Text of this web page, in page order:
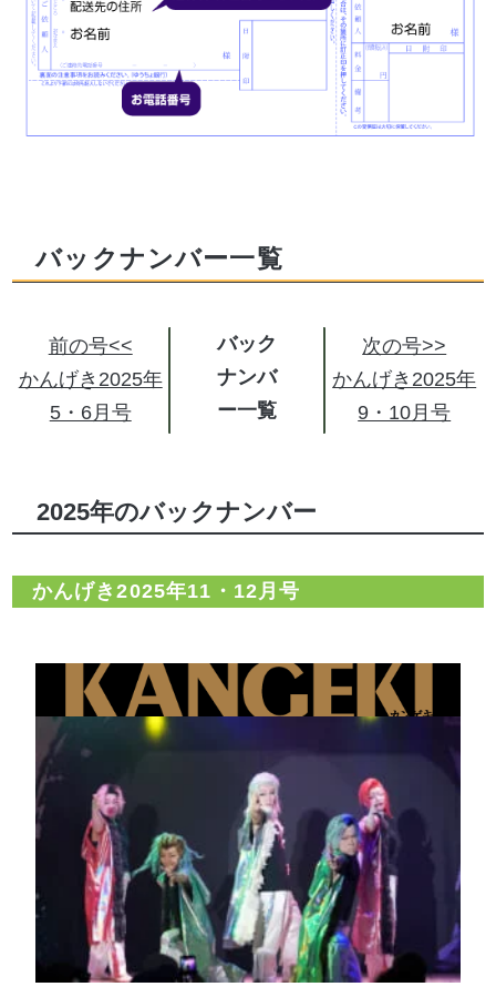
バックナンバー一覧
前の号<<
かんげき2025年
5・6月号
バック
ナンバ
ー
次の号>>
かんげき2025年
9・10月号
2025年のバックナンバー
かんげき2025年11・12月号